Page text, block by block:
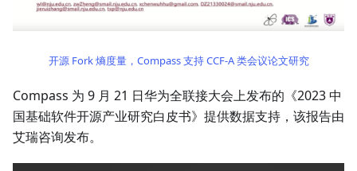
开源 Fork 熵度量，Compass 支持 CCF-A 类会议论文研究
Compass 为 9 月 21 日华为全联接大会上发布的《2023 中
国基础软件开源产业研究白皮书》提供数据支持，该报告由
艾瑞咨询发布。